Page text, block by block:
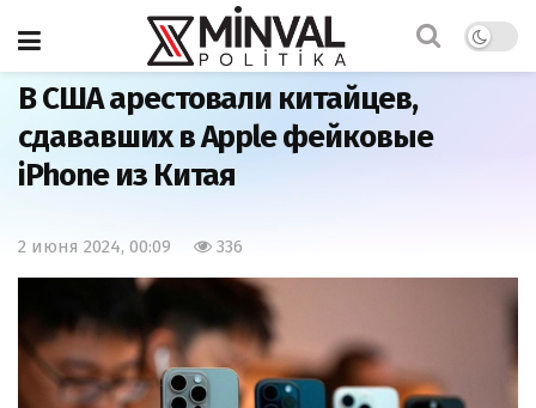
Главная
В США арестовали китайцев,
сдававших в Apple фейковые
iPhone из Китая
2 июня 2024, 00:09 336